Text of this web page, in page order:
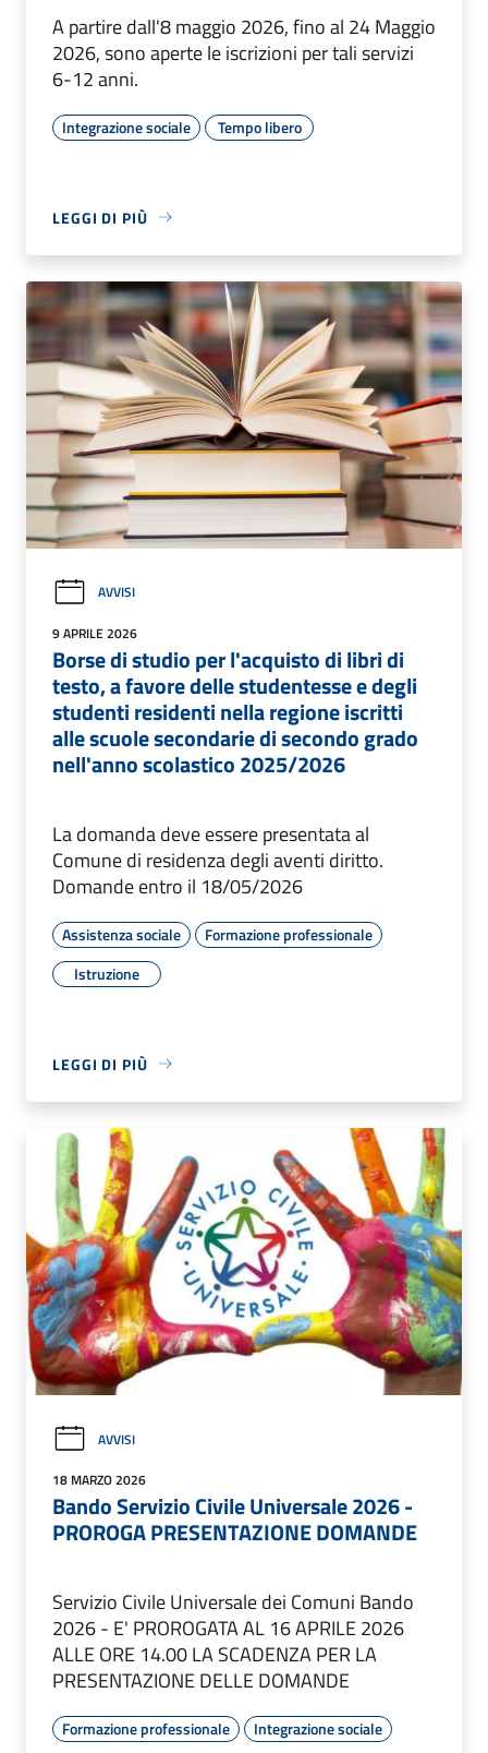
A partire dall'8 maggio 2026, fino al 24 Maggio
2026, sono aperte le iscrizioni per tali servizi
6-12 anni.
Integrazione sociale Tempo libero
LEGGI DI PIÙ
AVVISI
9 APRILE 2026
Borse di studio per l'acquisto di libri di
testo, a favore delle studentesse e degli
studenti residenti nella regione iscritti
alle scuole secondarie di secondo grado
nell'anno scolastico 2025/2026
La domanda deve essere presentata al
Comune di residenza degli aventi diritto.
Domande entro il 18/05/2026
Assistenza sociale
Formazione professionale
Istruzione
LEGGI DI PIÙ
AVVISI
18 MARZO 2026
Bando Servizio Civile Universale 2026 -
PROROGA PRESENTAZIONE DOMANDE
Servizio Civile Universale dei Comuni Bando
2026 - E' PROROGATA AL 16 APRILE 2026
ALLE ORE 14.00 LA SCADENZA PER LA
PRESENTAZIONE DELLE DOMANDE
Formazione professionale Integrazione sociale